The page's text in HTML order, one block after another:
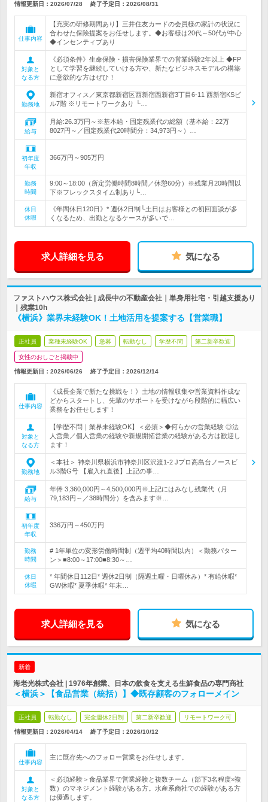
情報更新日：2026/07/28 終了予定日： 2026/08/31
仕事内容
【充実の研修期間あり】三井住友カードの会員様の家計の状況に
合わせた保険提案をお任せします。◆お客様は20代～50代が中心
◆インセンティブあり
対象と
なる方
《必須条件》生命保険・損害保険業界での営業経験2年以上 ◆FP
として学習を継続していける方や、新たなビジネスモデルの構築
に意欲的な方はぜひ！
勤務地
新宿オフィス／東京都新宿区西新宿西新宿3丁目6-11 西新宿KSビ
ル7階 ※リモートワークあり └…
給与
月給:26.3万円～※基本給・固定残業代の総額（基本給：22万
8027円～／固定残業代20時間分：34,973円～）…
初年度
年収
366万円～905万円
勤務
時間
9:00～18:00（所定労働時間8時間／休憩60分）※残業月20時間以
下※フレックスタイム制あり└…
休日
休暇
《年間休日120日》* 週休2日制└土日はお客様との初回面談が多
くなるため、出勤となるケースが多いで…
求人詳細を見る 気になる
ファストハウス株式会社 | 成長中の不動産会社｜単身用社宅・引越支援あり
｜残業10h
《横浜》業界未経験OK！土地活用を提案する【営業職】
正社員 業種未経験OK 急募 転勤なし 学歴不問 第二新卒歓迎
女性のおしごと掲載中
情報更新日：2026/06/26 終了予定日： 2026/12/14
仕事内容
《成長企業で新たな挑戦を！》土地の情報収集や営業資料作成な
どからスタートし、先輩のサポートを受けながら段階的に幅広い
業務をお任せします！
対象と
なる方
【学歴不問｜業界未経験OK】＜必須＞◆何らかの営業経験 ◎法
人営業／個人営業の経験や新規開拓営業の経験がある方は歓迎し
ます！
勤務地
＜本社＞ 神奈川県横浜市神奈川区沢渡1-2 Jプロ高島台ノースビ
ル3階G号 【雇入れ直後】上記の事…
給与
年俸 3,360,000円～4,500,000円※上記にはみなし残業代（月
79,183円～／38時間分）を含みます※…
初年度
年収
336万円～450万円
勤務
時間
# 1年単位の変形労働時間制（週平均40時間以内）＜勤務パター
ン＞■8:00～17:00■8:30～…
休日
休暇
* 年間休日112日* 週休2日制（隔週土曜・日曜休み）* 有給休暇*
GW休暇* 夏季休暇* 年末…
求人詳細を見る 気になる
新着
海老光株式会社 | 1976年創業、日本の飲食を支える生鮮食品の専門商社
＜横浜＞【食品営業（統括）】◆既存顧客のフォローメイン
正社員 転勤なし 完全週休2日制 第二新卒歓迎 リモートワーク可
情報更新日：2026/04/14 終了予定日： 2026/10/12
仕事内容
主に既存先へのフォロー営業をお任せします。
対象と
なる方
＜必須経験＞食品業界で営業経験と複数チーム（部下3名程度×複
数）のマネジメント経験がある方。水産系商社での経験がある方
は優遇します。